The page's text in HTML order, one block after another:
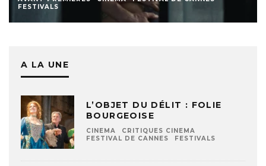
FESTIVALS
A LA UNE
L’OBJET DU DÉLIT : FOLIE
BOURGEOISE
CINEMA
CRITIQUES CINEMA
FESTIVAL DE CANNES
FESTIVALS